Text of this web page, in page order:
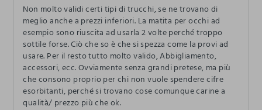
Non molto validi certi tipi di trucchi, se ne trovano di
meglio anche a prezzi inferiori. La matita per occhi ad
esempio sono riuscita ad usarla 2 volte perché troppo
sottile forse. Ciò che so è che si spezza come la provi ad
usare. Per il resto tutto molto valido, Abbigliamento,
accessori, ecc. Ovviamente senza grandi pretese, ma più
che consono proprio per chi non vuole spendere cifre
esorbitanti, perché si trovano cose comunque carine a
qualità/ prezzo più che ok.